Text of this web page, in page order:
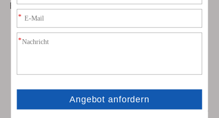
Bedeutung. Diese Objektive ermöglichen:
Verbessertes Sichtfeld ohne Einbußen bei der
Auflösung
Reduzierung der Systemkomplexität und des
Gewichts, entscheidend für handgeführte oder